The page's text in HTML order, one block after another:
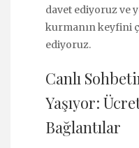
davet ediyoruz ve
kurmanın keyfini
ediyoruz.
Canlı
Yaşıyor:
Bağlantılar